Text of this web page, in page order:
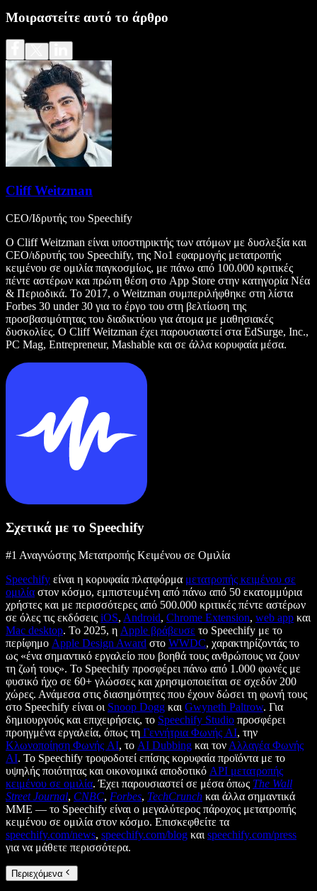
Μοιραστείτε αυτό το άρθρο
Cliff Weitzman
CEO/Ιδρυτής του Speechify
Ο Cliff Weitzman είναι υποστηρικτής των ατόμων με δυσλεξία και
CEO/ιδρυτής του Speechify, της Νο1 εφαρμογής μετατροπής
κειμένου σε ομιλία παγκοσμίως, με πάνω από 100.000 κριτικές
πέντε αστέρων και πρώτη θέση στο App Store στην κατηγορία Νέα
& Περιοδικά. Το 2017, ο Weitzman συμπεριλήφθηκε στη λίστα
Forbes 30 under 30 για το έργο του στη βελτίωση της
προσβασιμότητας του διαδικτύου για άτομα με μαθησιακές
δυσκολίες. Ο Cliff Weitzman έχει παρουσιαστεί στα EdSurge, Inc.,
PC Mag, Entrepreneur, Mashable και σε άλλα κορυφαία μέσα.
Σχετικά με το Speechify
#1 Αναγνώστης Μετατροπής Κειμένου σε Ομιλία
Speechify είναι η κορυφαία πλατφόρμα μετατροπής κειμένου σε
ομιλία στον κόσμο, εμπιστευμένη από πάνω από 50 εκατομμύρια
χρήστες και με περισσότερες από 500.000 κριτικές πέντε αστέρων
σε όλες τις εκδόσεις iOS, Android, Chrome Extension, web app και
Mac desktop. Το 2025, η Apple βράβευσε το Speechify με το
περίφημο Apple Design Award στο WWDC, χαρακτηρίζοντάς το
ως «ένα σημαντικό εργαλείο που βοηθά τους ανθρώπους να ζουν
τη ζωή τους». Το Speechify προσφέρει πάνω από 1.000 φωνές με
φυσικό ήχο σε 60+ γλώσσες και χρησιμοποιείται σε σχεδόν 200
χώρες. Ανάμεσα στις διασημότητες που έχουν δώσει τη φωνή τους
στο Speechify είναι οι Snoop Dogg και Gwyneth Paltrow. Για
δημιουργούς και επιχειρήσεις, το Speechify Studio προσφέρει
προηγμένα εργαλεία, όπως τη Γεννήτρια Φωνής AI, την
Κλωνοποίηση Φωνής AI, το AI Dubbing και τον Αλλαγέα Φωνής
AI. Το Speechify τροφοδοτεί επίσης κορυφαία προϊόντα με το
υψηλής ποιότητας και οικονομικά αποδοτικό API μετατροπής
κειμένου σε ομιλία. Έχει παρουσιαστεί σε μέσα όπως The Wall
Street Journal, CNBC, Forbes, TechCrunch και άλλα σημαντικά
ΜΜΕ — το Speechify είναι ο μεγαλύτερος πάροχος μετατροπής
κειμένου σε ομιλία στον κόσμο. Επισκεφθείτε τα
speechify.com/news, speechify.com/blog και speechify.com/press
για να μάθετε περισσότερα.
Περιεχόμενα